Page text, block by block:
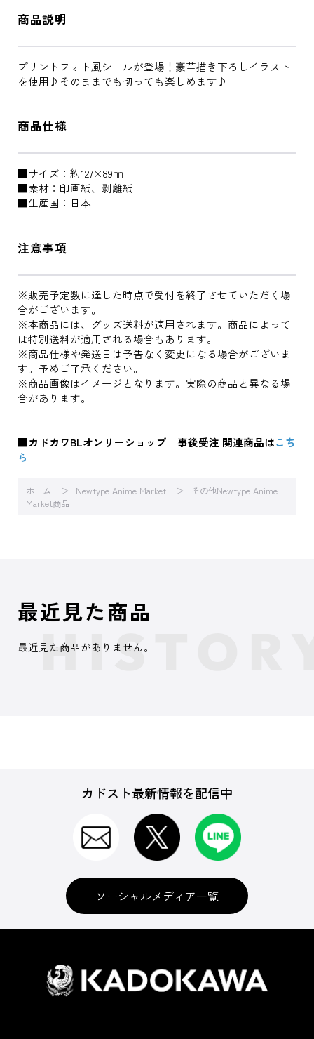
商品説明
プリントフォト風シールが登場！豪華描き下ろしイラスト
を使用♪そのままでも切っても楽しめます♪
商品仕様
■サイズ：約127×89㎜
■素材：印画紙、剥離紙
■生産国：日本
注意事項
※販売予定数に達した時点で受付を終了させていただく場
合がございます。
※本商品には、グッズ送料が適用されます。商品によって
は特別送料が適用される場合もあります。
※商品仕様や発送日は予告なく変更になる場合がございま
す。予めご了承ください。
※商品画像はイメージとなります。実際の商品と異なる場
合があります。
■カドカワBLオンリーショップ 事後受注 関連商品はこち
ら
ホーム Newtype Anime Market
その他Newtype Anime
Market商品
最近見た商品
最近見た商品がありません。
カドスト最新情報を配信中
ソーシャルメディア一覧